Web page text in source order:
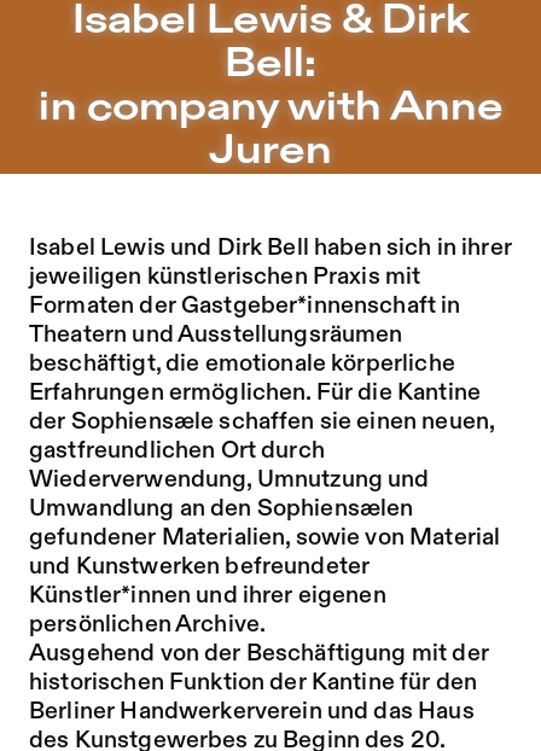
Zu Programm springen
Zu Seiten springen
Isabel Lewis & Dirk Bell: in company with Anne Juren –
Isabel Lewis & Dirk
Bell:
in company with Anne
Juren
Isabel Lewis und Dirk Bell haben sich in ihrer
jeweiligen künstlerischen Praxis mit
Formaten der Gastgeber*innenschaft in
Theatern und Ausstellungsräumen
beschäftigt, die emotionale körperliche
Erfahrungen ermöglichen. Für die Kantine
der Sophiensæle schaffen sie einen neuen,
gastfreundlichen Ort durch
Wiederverwendung, Umnutzung und
Umwandlung an den Sophiensælen
gefundener Materialien, sowie von Material
und Kunstwerken befreundeter
Künstler*innen und ihrer eigenen
persönlichen Archive.
Ausgehend von der Beschäftigung mit der
historischen Funktion der Kantine für den
Berliner Handwerkerverein und das Haus
des Kunstgewerbes zu Beginn des 20.